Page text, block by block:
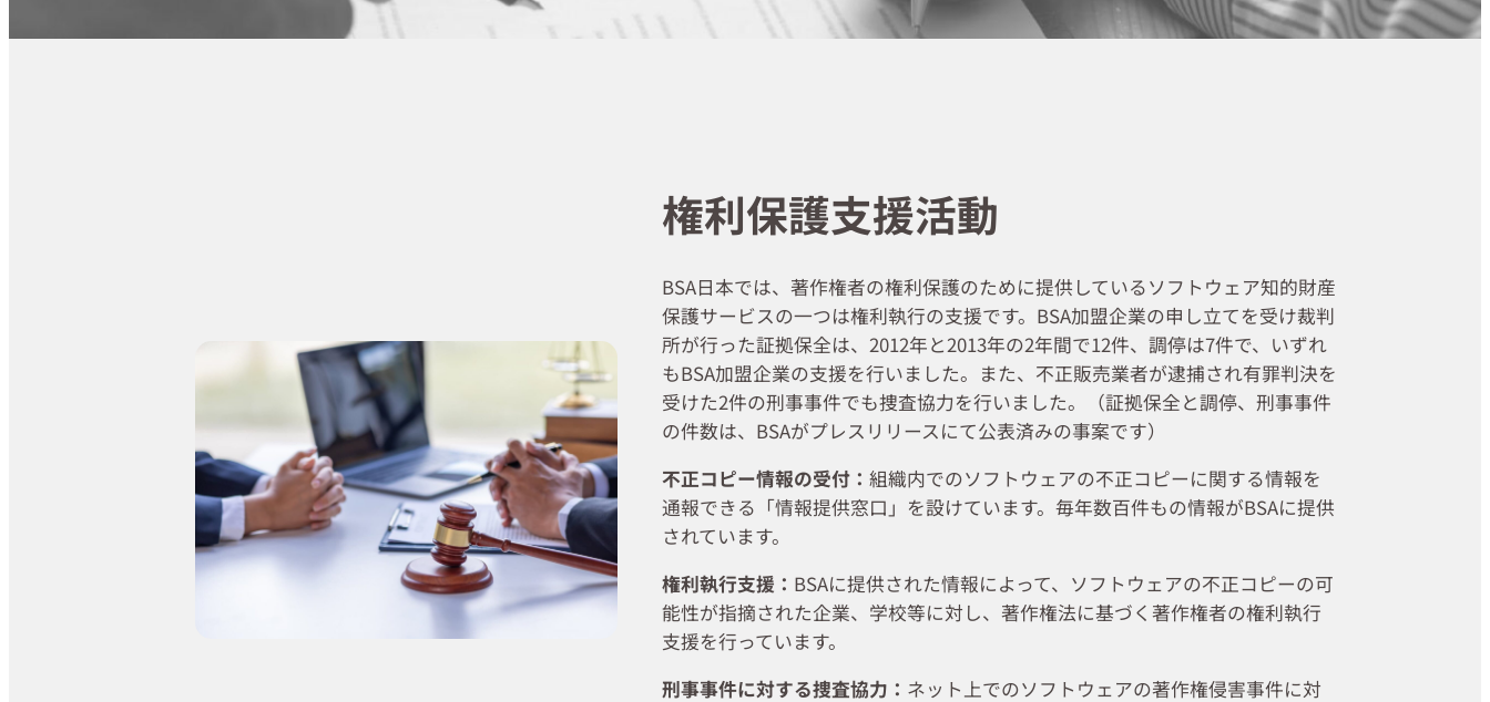
権利保護支援活動
BSA日本では、著作権者の権利保護のために提供しているソフトウェア知的財産
保護サービスの一つは権利執行の支援です。BSA加盟企業の申し立てを受け裁判
所が行った証拠保全は、2012年と2013年の2年間で12件、調停は7件で、いずれ
もBSA加盟企業の支援を行いました。また、不正販売業者が逮捕され有罪判決を
受けた2件の刑事事件でも捜査協力を行いました。（証拠保全と調停、刑事事件
の件数は、BSAがプレスリリースにて公表済みの事案です）
不正コピー情報の受付： 組織内でのソフトウェアの不正コピーに関する情報を
通報できる「情報提供窓口」を設けています。毎年数百件もの情報がBSAに提供
されています。
権利執行支援： BSAに提供された情報によって、ソフトウェアの不正コピーの可
能性が指摘された企業、学校等に対し、著作権法に基づく著作権者の権利執行
支援を行っています。
刑事事件に対する捜査協力： ネット上でのソフトウェアの著作権侵害事件に対